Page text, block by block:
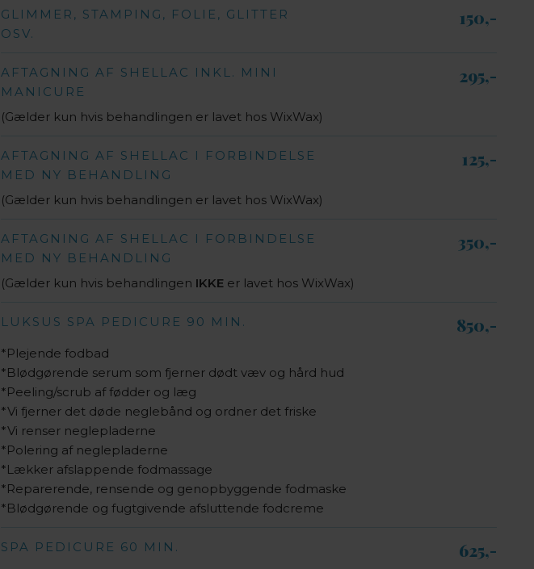
GLIMMER, STAMPING, FOLIE, GLITTER
OSV.
150,-​
AFTAGNING AF SHELLAC INKL. MINI
MANICURE
295,-​
(Gælder kun hvis behandlingen er lavet hos WixWax)
AFTAGNING AF SHELLAC I FORBINDELSE
MED NY BEHANDLING
125,-​
(Gælder kun hvis behandlingen er lavet hos WixWax)
AFTAGNING AF SHELLAC I FORBINDELSE
MED NY BEHANDLING
350,-​
(Gælder kun hvis behandlingen IKKE er lavet hos WixWax)
​LUKSUS SPA PEDICURE 90 MIN. 850,-​
*Plejende fodbad
*Blødgørende serum som fjerner dødt væv og hård hud
*Peeling/scrub af fødder og læg
*Vi fjerner det døde neglebånd og ordner det friske
*Vi renser neglepladerne
*Polering af neglepladerne
*Lækker afslappende fodmassage
*Reparerende, rensende og genopbyggende fodmaske
*Blødgørende og fugtgivende afsluttende fodcreme
SPA PEDICURE 60 MIN. 625,-​